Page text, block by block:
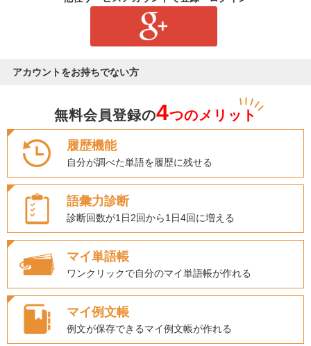
アカウントをお持ちでない方
無料会員登録の4つのメリット
履歴機能
自分が調べた単語を履歴に残せる
語彙力診断
診断回数が1日2回から1日4回に増える
マイ単語帳
ワンクリックで自分のマイ単語帳が作れる
マイ例文帳
例文が保存できるマイ例文帳が作れる